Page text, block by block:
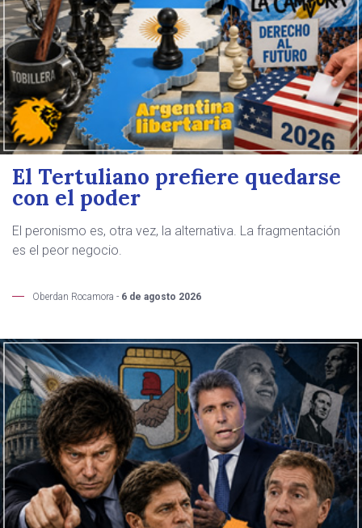
El Tertuliano prefiere quedarse
con el poder
El peronismo es, otra vez, la alternativa. La fragmentación
es el peor negocio.
Oberdan Rocamora - 6 de agosto 2026